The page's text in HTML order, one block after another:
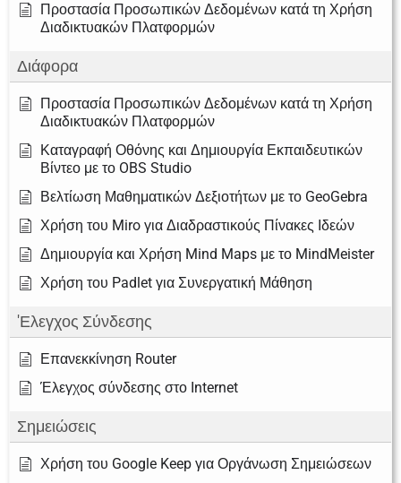
Προστασία Προσωπικών Δεδομένων κατά τη Χρήση
Διαδικτυακών Πλατφορμών
Διάφορα
Προστασία Προσωπικών Δεδομένων κατά τη Χρήση
Διαδικτυακών Πλατφορμών
Καταγραφή Οθόνης και Δημιουργία Εκπαιδευτικών
Βίντεο με το OBS Studio
Βελτίωση Μαθηματικών Δεξιοτήτων με το GeoGebra
Χρήση του Miro για Διαδραστικούς Πίνακες Ιδεών
Δημιουργία και Χρήση Mind Maps με το MindMeister
Χρήση του Padlet για Συνεργατική Μάθηση
'Ελεγχος Σύνδεσης
Επανεκκίνηση Router
Έλεγχος σύνδεσης στο Internet
Σημειώσεις
Χρήση του Google Keep για Οργάνωση Σημειώσεων